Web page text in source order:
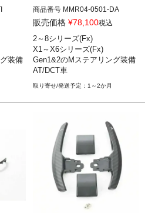
装備
商品番号 MMR04-0501-DA
MMR04-0501-DA
2シリーズ(F22,F23,F44,F87)
3シリーズ(F30,F31,F34,F80)
4シリーズ(F32,F33,F36,F82,F8
3)
5シリーズ(F07,F10,F90)
7シリーズ(F01,F02)
X1シリーズ(F48)
X2シリーズ(F39)
X3シリーズ(F25,F97)
X4シリーズ(F26,F98)
X5シリーズ(F15,F85,F95)
X6シリーズ(F16,F86,F96)
Gen1&2のMステアリング装備A
販売価格 ¥78,100税込
2～8シリーズ(Fx)
X1～X6シリーズ(Fx)
Gen1&2のMステアリング装備
AT/DCT車
1～2か月